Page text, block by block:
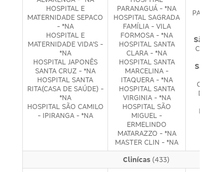
HOSPITAL E
MATERNIDADE SEPACO
- *NA
HOSPITAL E
MATERNIDADE VIDA'S -
*NA
HOSPITAL JAPONÊS
SANTA CRUZ - *NA
HOSPITAL SANTA
RITA(CASA DE SAÚDE) -
*NA
HOSPITAL SÃO CAMILO
- IPIRANGA - *NA
PARANAGUÁ - *NA
HOSPITAL SAGRADA
FAMÍLIA - VILA
FORMOSA - *NA
HOSPITAL SANTA
CLARA - *NA
HOSPITAL SANTA
MARCELINA -
ITAQUERA - *NA
HOSPITAL SANTA
VIRGINIA - *NA
HOSPITAL SÃO
MIGUEL -
ERMELINDO
MATARAZZO - *NA
MASTER CLIN - *NA
São
CRUZ
São
Clinícas (433)